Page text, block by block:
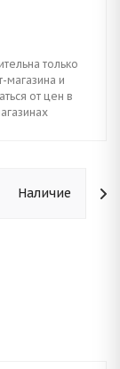
только
магазина и
от цен в
Наличие